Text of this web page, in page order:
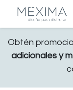
Obtén
adicionales y